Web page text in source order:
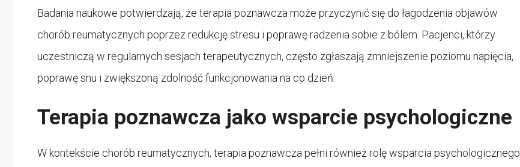
Badania naukowe potwierdzają, że terapia poznawcza może przyczynić się do łagodzenia objawów
chorób reumatycznych poprzez redukcję stresu i poprawę radzenia sobie z bólem. Pacjenci, którzy
uczestniczą w regularnych sesjach terapeutycznych, często zgłaszają zmniejszenie poziomu napięcia,
poprawę snu i zwiększoną zdolność funkcjonowania na co dzień.
Terapia poznawcza jako wsparcie psychologiczne
W kontekście chorób reumatycznych, terapia poznawcza pełni również rolę wsparcia psychologicznego.